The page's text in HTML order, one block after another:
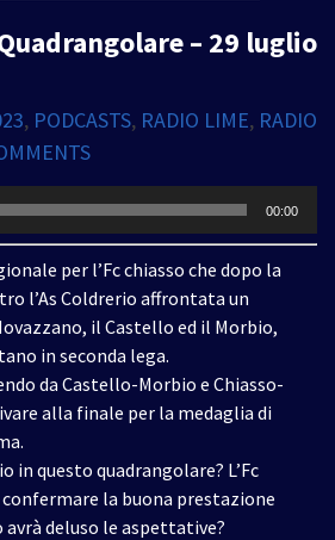
– 29 luglio
, PODCASTS, RADIO LIME, RADIO
00:00
per l’Fc chiasso che dopo la
l’As Coldrerio affrontata un
il Castello ed il Morbio,
in seconda lega.
da Castello-Morbio e Chiasso-
alla finale per la medaglia di
in questo quadrangolare? L’Fc
la buona prestazione
avrà deluso le aspettative?